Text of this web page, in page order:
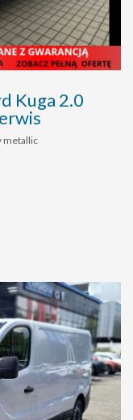
Kuga 2.0
metallic